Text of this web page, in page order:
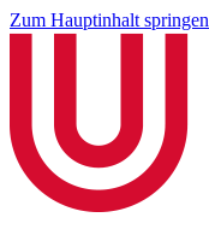
Zum Hauptinhalt springen